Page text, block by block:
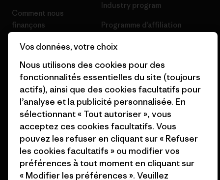
Comment nous
finançons
Cartes cadeaux
Nos magasins
Industry program
Programme d’affiliation
Patagonia Belgique Plan du
© 2026 Patagonia, Inc. All Rights Reserved.
français
Vos données, votre choix
Nous utilisons des cookies pour des
fonctionnalités essentielles du site (toujours
actifs), ainsi que des cookies facultatifs pour
l’analyse et la publicité personnalisée. En
sélectionnant « Tout autoriser », vous
acceptez ces cookies facultatifs. Vous
pouvez les refuser en cliquant sur « Refuser
les cookies facultatifs » ou modifier vos
préférences à tout moment en cliquant sur
« Modifier les préférences ». Veuillez